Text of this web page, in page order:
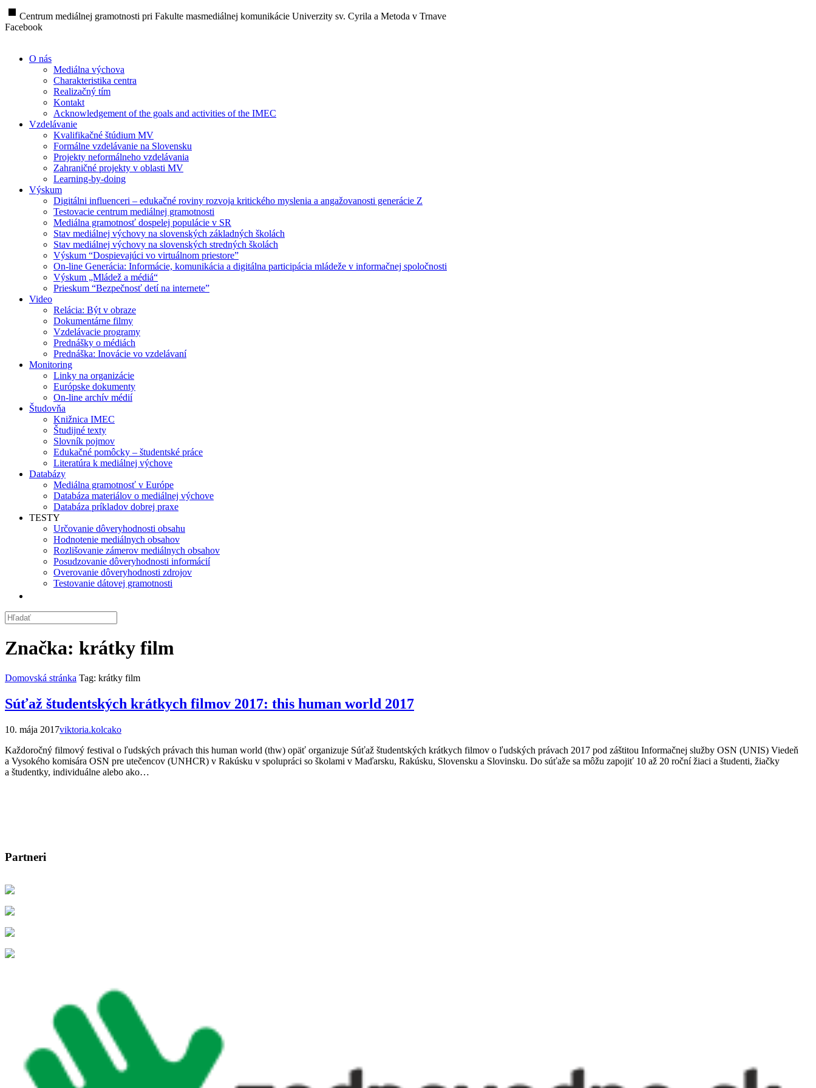
stop Centrum mediálnej gramotnosti pri Fakulte masmediálnej komunikácie Univerzity sv. Cyrila a Metoda v Trnave
Facebook
O nás
Mediálna výchova
Charakteristika centra
Realizačný tím
Kontakt
Acknowledgement of the goals and activities of the IMEC
Vzdelávanie
Kvalifikačné štúdium MV
Formálne vzdelávanie na Slovensku
Projekty neformálneho vzdelávania
Zahraničné projekty v oblasti MV
Learning-by-doing
Výskum
Digitálni influenceri – edukačné roviny rozvoja kritického myslenia a angažovanosti generácie Z
Testovacie centrum mediálnej gramotnosti
Mediálna gramotnosť dospelej populácie v SR
Stav mediálnej výchovy na slovenských základných školách
Stav mediálnej výchovy na slovenských stredných školách
Výskum “Dospievajúci vo virtuálnom priestore”
On-line Generácia: Informácie, komunikácia a digitálna participácia mládeže v informačnej spoločnosti
Výskum „Mládež a médiá“
Prieskum “Bezpečnosť detí na internete”
Video
Relácia: Být v obraze
Dokumentárne filmy
Vzdelávacie programy
Prednášky o médiách
Prednáška: Inovácie vo vzdelávaní
Monitoring
Linky na organizácie
Európske dokumenty
On-line archív médií
Študovňa
Knižnica IMEC
Študijné texty
Slovník pojmov
Edukačné pomôcky – študentské práce
Literatúra k mediálnej výchove
Databázy
Mediálna gramotnosť v Európe
Databáza materiálov o mediálnej výchove
Databáza príkladov dobrej praxe
TESTY
Určovanie dôveryhodnosti obsahu
Hodnotenie mediálnych obsahov
Rozlišovanie zámerov mediálnych obsahov
Posudzovanie dôveryhodnosti informácií
Overovanie dôveryhodnosti zdrojov
Testovanie dátovej gramotnosti
Značka: krátky film
Domovská stránka Tag: krátky film
Súťaž študentských krátkych filmov 2017: this human world 2017
10. mája 2017viktoria.kolcako
Každoročný filmový festival o ľudských právach this human world (thw) opäť organizuje Súťaž študentských krátkych filmov o ľudských právach 2017 pod záštitou Informačnej služby OSN (UNIS) Viedeň
a Vysokého komisára OSN pre utečencov (UNHCR) v Rakúsku v spolupráci so školami v Maďarsku, Rakúsku, Slovensku a Slovinsku. Do súťaže sa môžu zapojiť 10 až 20 roční žiaci a študenti, žiačky
a študentky, individuálne alebo ako…
Partneri